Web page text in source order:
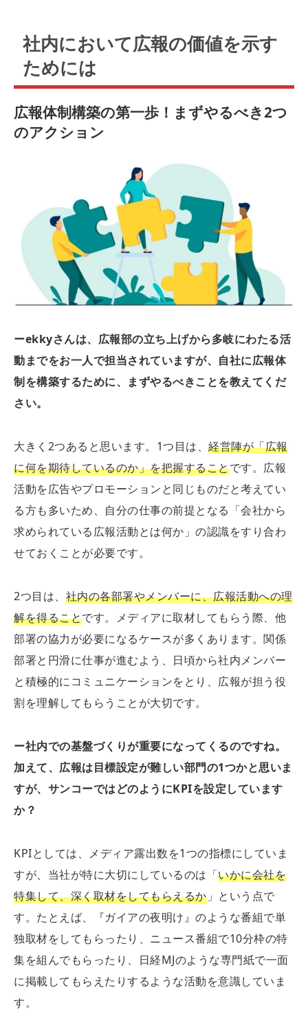
社内において広報の価値を示す
ためには
広報体制構築の第一歩！まずやるべき2つ
のアクション
ーekkyさんは、広報部の立ち上げから多岐にわたる活
動までをお一人で担当されていますが、自社に広報体
制を構築するために、まずやるべきことを教えてくだ
さい。
大きく2つあると思います。1つ目は、 経営陣が「広報
に何を期待しているのか」を把握することです。広報
活動を広告やプロモーションと同じものだと考えてい
る方も多いため、自分の仕事の前提となる「会社から
求められている広報活動とは何か」の認識をすり合わ
せておくことが必要です。
2つ目は、 社内の各部署やメンバーに、広報活動への理
解を得ることです。メディアに取材してもらう際、他
部署の協力が必要になるケースが多くあります。関係
部署と円滑に仕事が進むよう、日頃から社内メンバー
と積極的にコミュニケーションをとり、広報が担う役
割を理解してもらうことが大切です。
ー社内での基盤づくりが重要になってくるのですね。
加えて、広報は目標設定が難しい部門の1つかと思いま
すが、サンコーではどのようにKPIを設定しています
か？
KPIとしては、メディア露出数を1つの指標にしていま
すが、当社が特に大切にしているのは「いかに会社を
特集して、深く取材をしてもらえるか」という点で
す。たとえば、『ガイアの夜明け』のような番組で単
独取材をしてもらったり、ニュース番組で10分枠の特
集を組んでもらったり、日経MJのような専門紙で一面
に掲載してもらえたりするような活動を意識していま
す。